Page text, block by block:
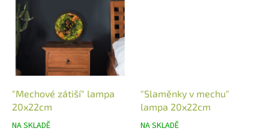
"Mechové zátiší" lampa
20x22cm
NA SKLADĚ
"Slaměnky v mechu"
lampa 20x22cm
NA SKLADĚ